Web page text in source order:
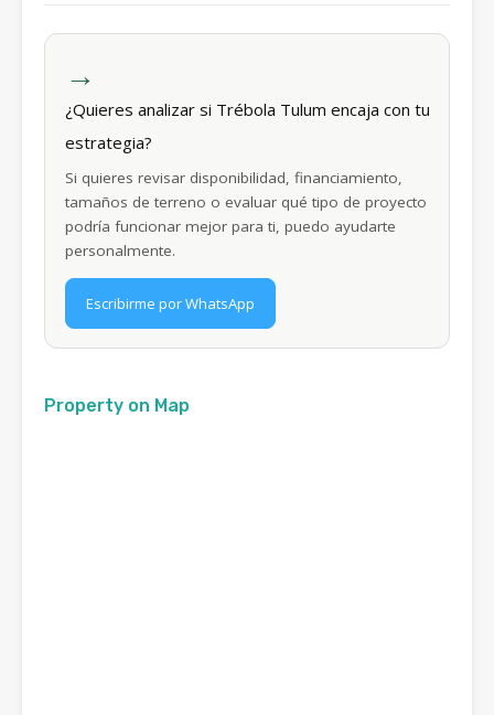
→
¿Quieres analizar si Trébola Tulum encaja con tu
estrategia?
Si quieres revisar disponibilidad, financiamiento,
tamaños de terreno o evaluar qué tipo de proyecto
podría funcionar mejor para ti, puedo ayudarte
personalmente.
Escribirme por WhatsApp
Property on Map